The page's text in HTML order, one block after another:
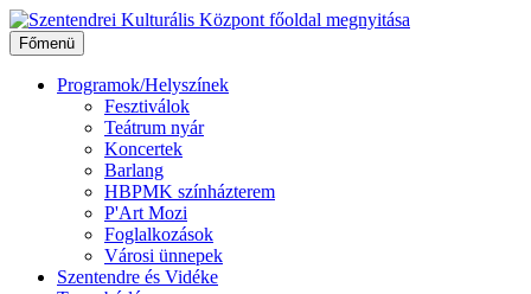
Ugrás
a
tartalomhoz
Főmenü
Programok/Helyszínek
Fesztiválok
Teátrum nyár
Koncertek
Barlang
HBPMK színházterem
P'Art Mozi
Foglalkozások
Városi ünnepek
Szentendre és Vidéke